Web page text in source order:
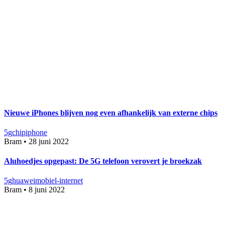
Nieuwe iPhones blijven nog even afhankelijk van externe chips
5gchipiphone
Bram • 28 juni 2022
Aluhoedjes opgepast: De 5G telefoon verovert je broekzak
5ghuaweimobiel-internet
Bram • 8 juni 2022